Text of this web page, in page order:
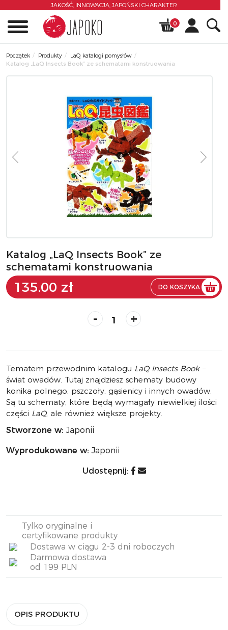
JAKOŚĆ, INNOWACJA, JAPOŃSKI CHARAKTER
0
Początek Produkty
LaQ katalogi pomysłów
Katalog „LaQ Insects Book” ze schematami konstruowania
Katalog „LaQ Insects Book” ze
schematami konstruowania
135.00 zł DO KOSZYKA
- +
Tematem przewodnim katalogu LaQ Insects Book–
świat owadów. Tutaj znajdziesz schematy budowy
konika polnego, pszczoły, gąsienicy i innych owadów.
Są tu schematy, które będą wymagały niewielkiej ilości
części LaQ, ale również większe projekty.
Stworzone w: Japonii
Wyprodukowane w: Japonii
Udostępnij:
Tylko oryginalne i
certyfikowane produkty
Dostawa w ciągu 2-3 dni roboczych
Darmowa dostawa
od 199 PLN
OPIS PRODUKTU